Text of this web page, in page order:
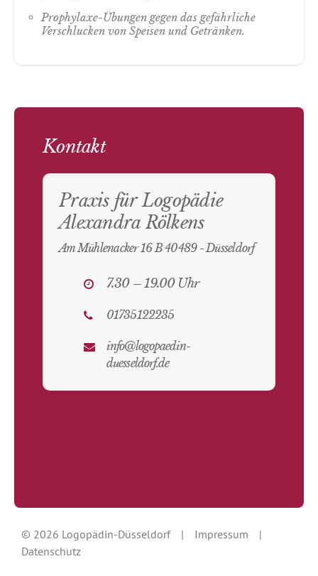
Prophylaxe-Übungen gegen das gefährliche
Verschlucken von Speisen und Getränken.
Kontakt
Praxis für Logopädie
Alexandra Rölkens
Am Mühlenacker 16 B 40489 - Düsseldorf
7.30 – 19.00 Uhr
01735122235
info@logopaedin-
duesseldorf.de
© 2026 Logopädin-Düsseldorf | Impressum
|
Datenschutz